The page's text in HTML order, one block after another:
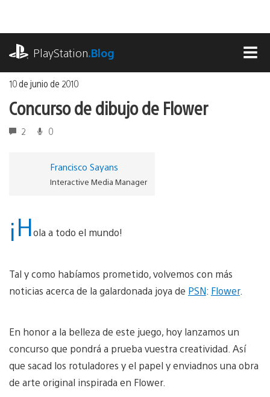
contenido
PlayStation.Blog
10 de junio de 2010
Concurso de dibujo de Flower
2 0
Francisco Sayans
Interactive Media Manager
¡Hola a todo el mundo!
Tal y como habíamos prometido, volvemos con más
noticias acerca de la galardonada joya de PSN: Flower.
En honor a la belleza de este juego, hoy lanzamos un
concurso que pondrá a prueba vuestra creatividad. Así
que sacad los rotuladores y el papel y enviadnos una obra
de arte original inspirada en Flower.